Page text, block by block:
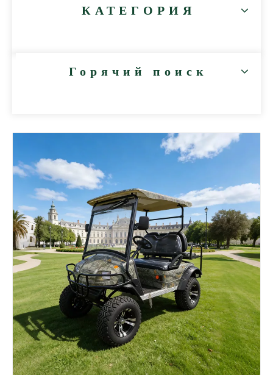
КАТЕГОРИЯ
Горячий поиск